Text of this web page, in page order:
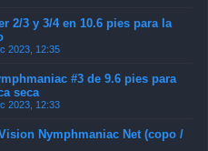
2/3 y 3/4 en 10.6 pies para la
2023, 12:35
#3 de 9.6 pies para
seca
2023, 12:33
Nymphmaniac Net (copo /